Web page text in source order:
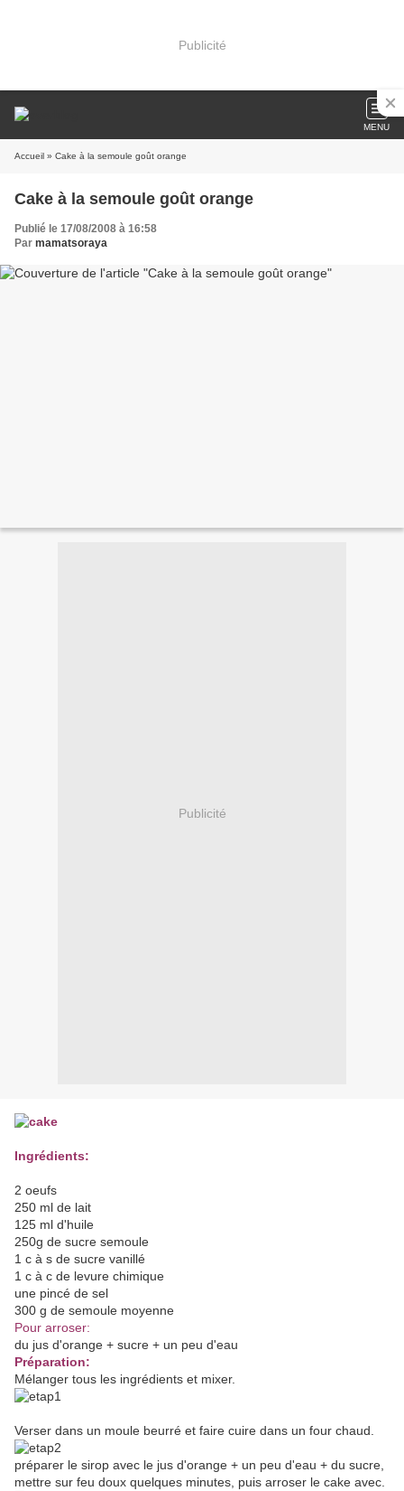
Publicité
MENU
Accueil » Cake à la semoule goût orange
Cake à la semoule goût orange
Publié le 17/08/2008 à 16:58
Par mamatsoraya
Publicité
Ingrédients:
2 oeufs
250 ml de lait
125 ml d'huile
250g de sucre semoule
1 c à s de sucre vanillé
1 c à c de levure chimique
une pincé de sel
300 g de semoule moyenne
Pour arroser:
du jus d'orange + sucre + un peu d'eau
Préparation:
Mélanger tous les ingrédients et mixer.
Verser dans un moule beurré et faire cuire dans un four chaud.
préparer le sirop avec le jus d'orange + un peu d'eau + du sucre,
mettre sur feu doux quelques minutes, puis arroser le cake avec.